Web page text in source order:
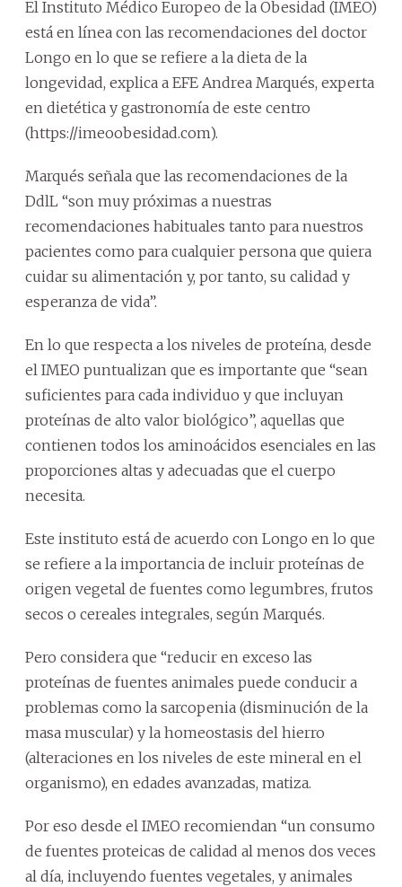
El Instituto Médico Europeo de la Obesidad (IMEO)
está en línea con las recomendaciones del doctor
Longo en lo que se refiere a la dieta de la
longevidad, explica a EFE Andrea Marqués, experta
en dietética y gastronomía de este centro
(https://imeoobesidad.com).
Marqués señala que las recomendaciones de la
DdlL “son muy próximas a nuestras
recomendaciones habituales tanto para nuestros
pacientes como para cualquier persona que quiera
cuidar su alimentación y, por tanto, su calidad y
esperanza de vida”.
En lo que respecta a los niveles de proteína, desde
el IMEO puntualizan que es importante que “sean
suficientes para cada individuo y que incluyan
proteínas de alto valor biológico”, aquellas que
contienen todos los aminoácidos esenciales en las
proporciones altas y adecuadas que el cuerpo
necesita.
Este instituto está de acuerdo con Longo en lo que
se refiere a la importancia de incluir proteínas de
origen vegetal de fuentes como legumbres, frutos
secos o cereales integrales, según Marqués.
Pero considera que “reducir en exceso las
proteínas de fuentes animales puede conducir a
problemas como la sarcopenia (disminución de la
masa muscular) y la homeostasis del hierro
(alteraciones en los niveles de este mineral en el
organismo), en edades avanzadas, matiza.
Por eso desde el IMEO recomiendan “un consumo
de fuentes proteicas de calidad al menos dos veces
al día, incluyendo fuentes vegetales, y animales